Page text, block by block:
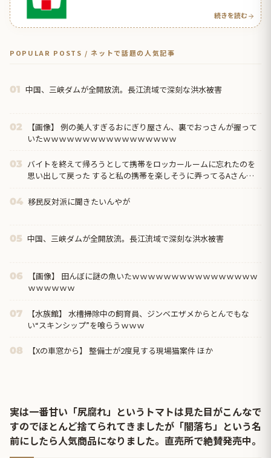
続きを読む
POPULAR POSTS / ネットで話題の人気記事
01 中国、三峡ダムが全開放流。長江流域で深刻な洪水被害
02
【画像】 例の美人すぎるおにぎり屋さん、裏でおっさんが握って
いたｗｗｗｗｗｗｗｗｗｗｗｗｗｗｗｗｗ
03 バイトを終えて帰ろうとして携帯をロッカールームに忘れたのを
思い出して戻った すると私の携帯を楽しそうに弄ってるAさんの
04 移民反対派に聞きたいんやが
05 中国、三峡ダムが全開放流。長江流域で深刻な洪水被害
06
【画像】 田んぼに謎の魚いたｗｗｗｗｗｗｗｗｗｗｗｗｗｗｗｗ
ｗｗｗｗｗｗ
07
【水族館】 水槽掃除中の飼育員、ジンベエザメからとんでもな
い“スキンシップ”を喰らうｗｗｗ
08 【Xの車窓から】 整備士が2度見する現場猫案件 ほか
実は一番甘い「尻腐れ」というトマトは見た目がこんなで
すのでほとんど捨てられてきましたが「闇落ち」という名
前にしたら人気商品になりました。直売所で絶賛発売中。